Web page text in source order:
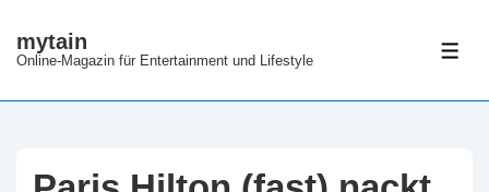
Zummytain
Online-Magazin für Entertainment und Lifestyle